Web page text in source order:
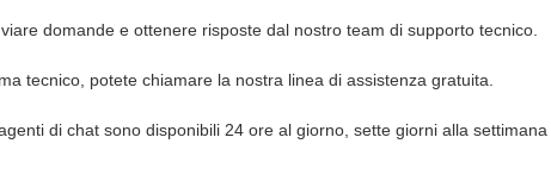
domande e ottenere risposte dal nostro team di supporto tecnico.
tecnico, potete chiamare la nostra linea di assistenza gratuita.
di chat sono disponibili 24 ore al giorno, sette giorni alla